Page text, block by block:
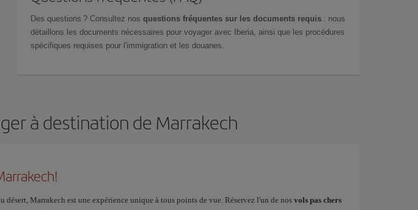
Des questions ? Consultez nos questions fréquentes sur les documents requis : nous
détaillons les documents nécessaires pour voyager avec Iberia, ainsi que les procédures
spécifiques requises pour l'immigration et les douanes.
à destination de Marrakech
désert, Marrakech est une expérience unique à tous points de vue. Réservez l'un de nos vols pas chers